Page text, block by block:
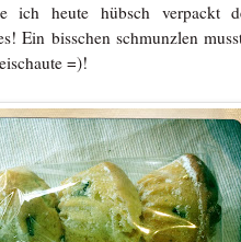
ich heute hübsch verpackt
Ein bisschen schmunzlen
=)!